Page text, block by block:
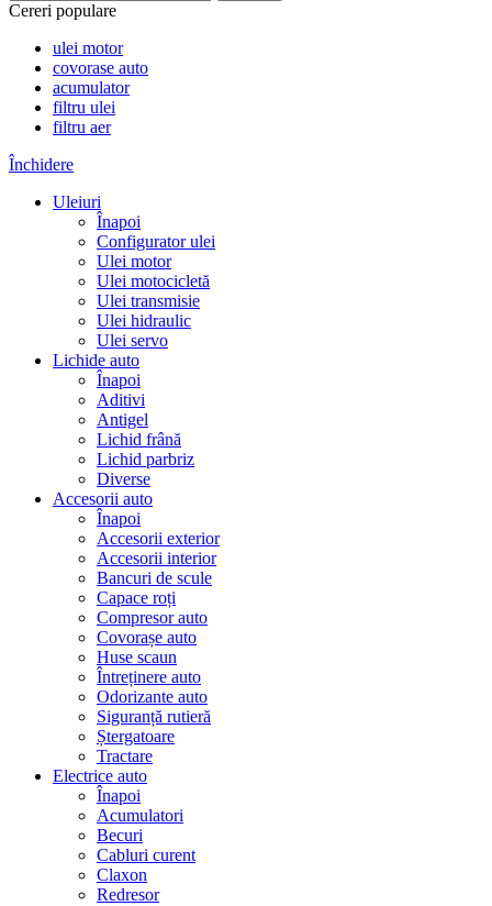
Cereri populare
ulei motor
covorase auto
acumulator
filtru ulei
filtru aer
Închidere
Uleiuri
Înapoi
Configurator ulei
Ulei motor
Ulei motocicletă
Ulei transmisie
Ulei hidraulic
Ulei servo
Lichide auto
Înapoi
Aditivi
Antigel
Lichid frână
Lichid parbriz
Diverse
Accesorii auto
Înapoi
Accesorii exterior
Accesorii interior
Bancuri de scule
Capace roți
Compresor auto
Covorașe auto
Huse scaun
Întreținere auto
Odorizante auto
Siguranță rutieră
Ștergatoare
Tractare
Electrice auto
Înapoi
Acumulatori
Becuri
Cabluri curent
Claxon
Redresor